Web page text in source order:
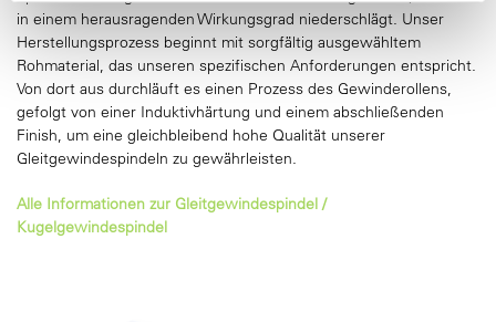
in einem herausragenden Wirkungsgrad niederschlägt. Unser
Herstellungsprozess beginnt mit sorgfältig ausgewähltem
Rohmaterial, das unseren spezifischen Anforderungen entspricht.
Von dort aus durchläuft es einen Prozess des Gewinderollens,
gefolgt von einer Induktivhärtung und einem abschließenden
Finish, um eine gleichbleibend hohe Qualität unserer
Gleitgewindespindeln zu gewährleisten.
Alle Informationen zur Gleitgewindespindel /
Kugelgewindespindel